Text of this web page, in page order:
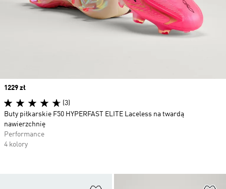
Price
1229 zł
(3)
Buty piłkarskie F50 HYPERFAST ELITE Laceless na twardą
nawierzchnię
Performance
4 kolory